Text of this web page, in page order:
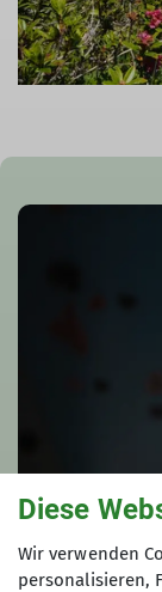
Diese
Wir verwenden
personalisieren,